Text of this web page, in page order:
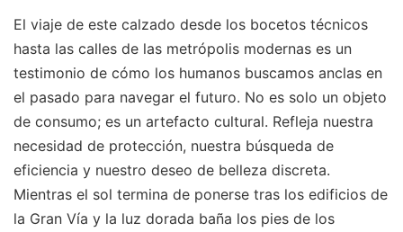
El viaje de este calzado desde los bocetos técnicos
hasta las calles de las metrópolis modernas es un
testimonio de cómo los humanos buscamos anclas en
el pasado para navegar el futuro. No es solo un objeto
de consumo; es un artefacto cultural. Refleja nuestra
necesidad de protección, nuestra búsqueda de
eficiencia y nuestro deseo de belleza discreta.
Mientras el sol termina de ponerse tras los edificios de
la Gran Vía y la luz dorada baña los pies de los